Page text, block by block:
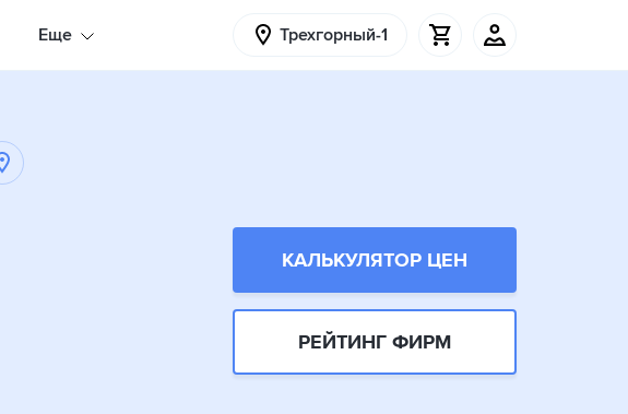
Еще Трехгорный-1
КАЛЬКУЛЯТОР ЦЕН
РЕЙТИНГ ФИРМ